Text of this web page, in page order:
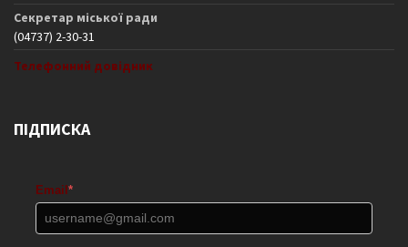
Секретар міської ради
(04737) 2-30-31
Телефонний довідник
ПІДПИСКА
Email *